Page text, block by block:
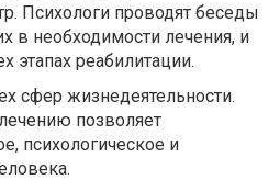
Психологи проводят беседы
в необходимости лечения, и
этапах реабилитации.
сфер жизнедеятельности.
позволяет
психологическое и